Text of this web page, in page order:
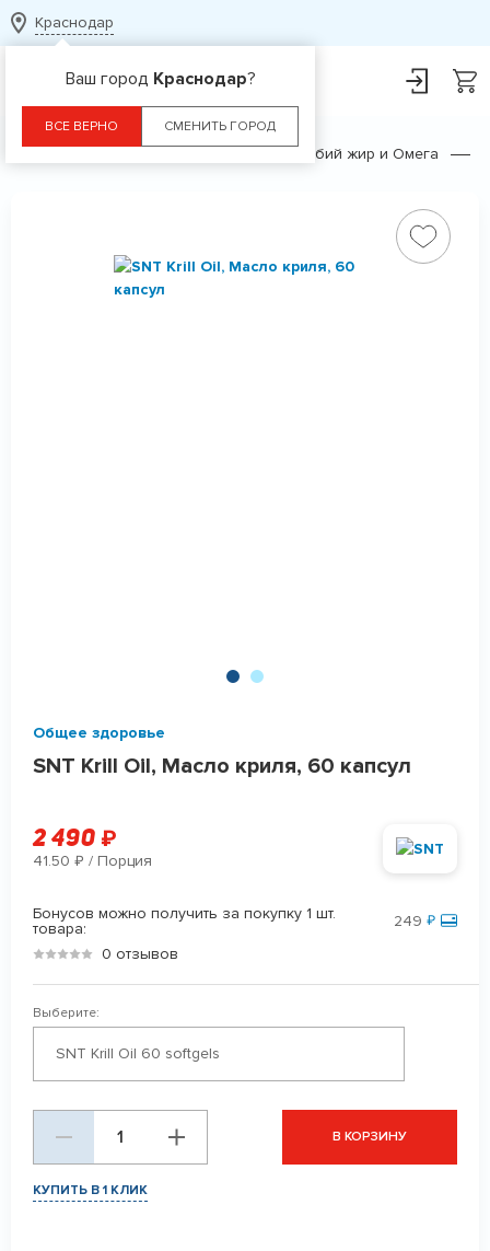
Краснодар
Ваш город Краснодар?
ВСЕ ВЕРНО СМЕНИТЬ ГОРОД
Рыбий жир и Омега
Общее здоровье
SNT Krill Oil, Масло криля, 60 капсул
2 490 ₽
41.50 ₽ / Порция
Бонусов можно получить за покупку 1 шт.
товара:
249 ₽
0 отзывов
Выберите:
SNT Krill Oil 60 softgels
В КОРЗИНУ
КУПИТЬ В 1 КЛИК